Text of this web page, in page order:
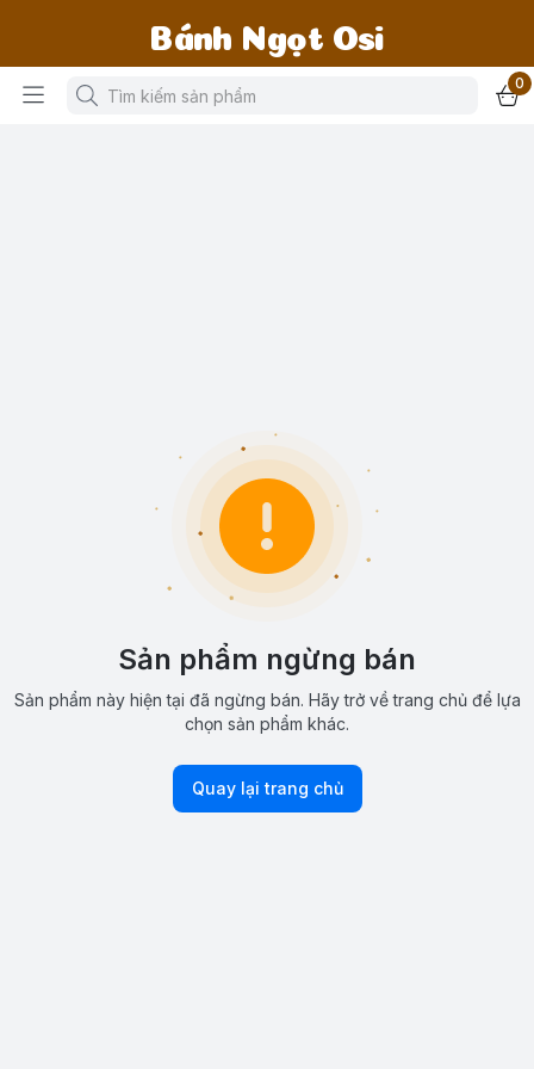
Bánh Ngọt Osi
0
Sản phẩm ngừng bán
Sản phẩm này hiện tại đã ngừng bán. Hãy trở về trang chủ để lựa
chọn sản phẩm khác.
Quay lại trang chủ